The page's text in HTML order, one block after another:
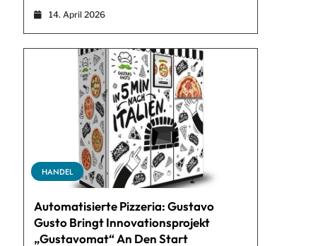
14. April 2026
HANDEL
Automatisierte Pizzeria: Gustavo
Gusto Bringt Innovationsprojekt
„Gustavomat“ An Den Start